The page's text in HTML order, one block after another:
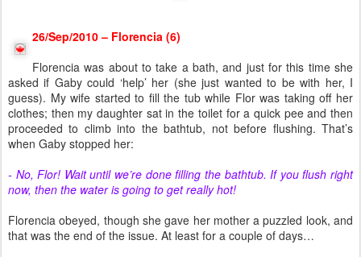
26/Sep/2010 – Florencia (6)
Florencia was about to take a bath, and just for this time she
asked if Gaby could ‘help’ her (she just wanted to be with her, I
guess). My wife started to fill the tub while Flor was taking off her
clothes; then my daughter sat in the toilet for a quick pee and then
proceeded to climb into the bathtub, not before flushing. That’s
when Gaby stopped her:
- No, Flor! Wait until we’re done filling the bathtub. If you flush right
now, then the water is going to get really hot!
Florencia obeyed, though she gave her mother a puzzled look, and
that was the end of the issue. At least for a couple of days…